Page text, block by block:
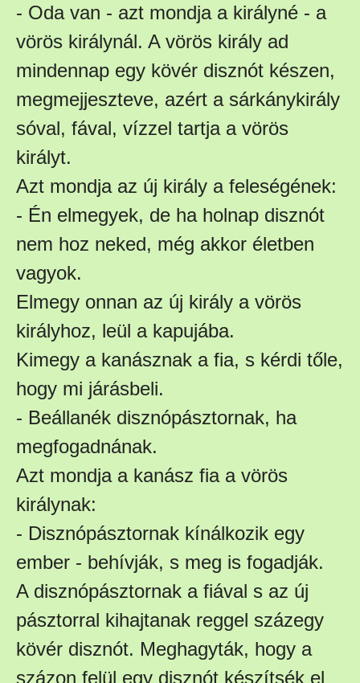
- Oda van - azt mondja a királyné - a
vörös királynál. A vörös király ad
mindennap egy kövér disznót készen,
megmejjeszteve, azért a sárkánykirály
sóval, fával, vízzel tartja a vörös
királyt.
Azt mondja az új király a feleségének:
- Én elmegyek, de ha holnap disznót
nem hoz neked, még akkor életben
vagyok.
Elmegy onnan az új király a vörös
királyhoz, leül a kapujába.
Kimegy a kanásznak a fia, s kérdi tőle,
hogy mi járásbeli.
- Beállanék disznópásztornak, ha
megfogadnának.
Azt mondja a kanász fia a vörös
királynak:
- Disznópásztornak kínálkozik egy
ember - behívják, s meg is fogadják.
A disznópásztornak a fiával s az új
pásztorral kihajtanak reggel százegy
kövér disznót. Meghagyták, hogy a
százon felül egy disznót készítsék el